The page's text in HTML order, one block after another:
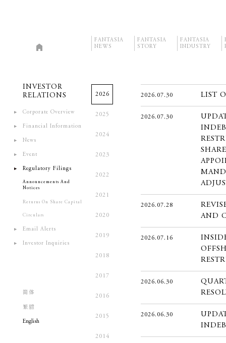
FANTASIA
NEWS
FANTASIA
STORY
FANTASIA
INDUSTRY
INVESTOR
RELATIONS
Corporate Overview
Financial Information
News
Event
Regulatory Filings
Announcements And
Notices
Returns On Share Capital
Circulars
Email Alerts
Investor Inquiries
简体
繁軆
English
2026
2025
2024
2023
2022
2021
2020
2019
2018
2017
2016
2015
2014
2026.07.30 LIST
2026.07.30
2026.07.28
AND
2026.07.16
2026.06.30
2026.06.30